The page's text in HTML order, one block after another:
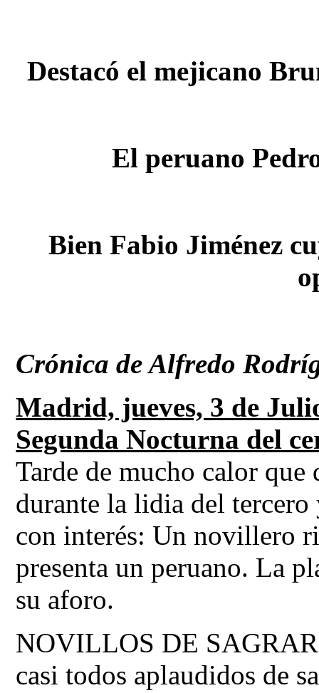
Destacó el mejicano
El peruano
Bien Fabio Jiménez
Crónica de Alfredo
Madrid, jueves, 3 de
Segunda Nocturna del
Tarde de mucho calor que
durante la lidia del
con interés: Un novillero
presenta un peruano. La
su aforo.
NOVILLOS DE
casi todos aplaudidos de